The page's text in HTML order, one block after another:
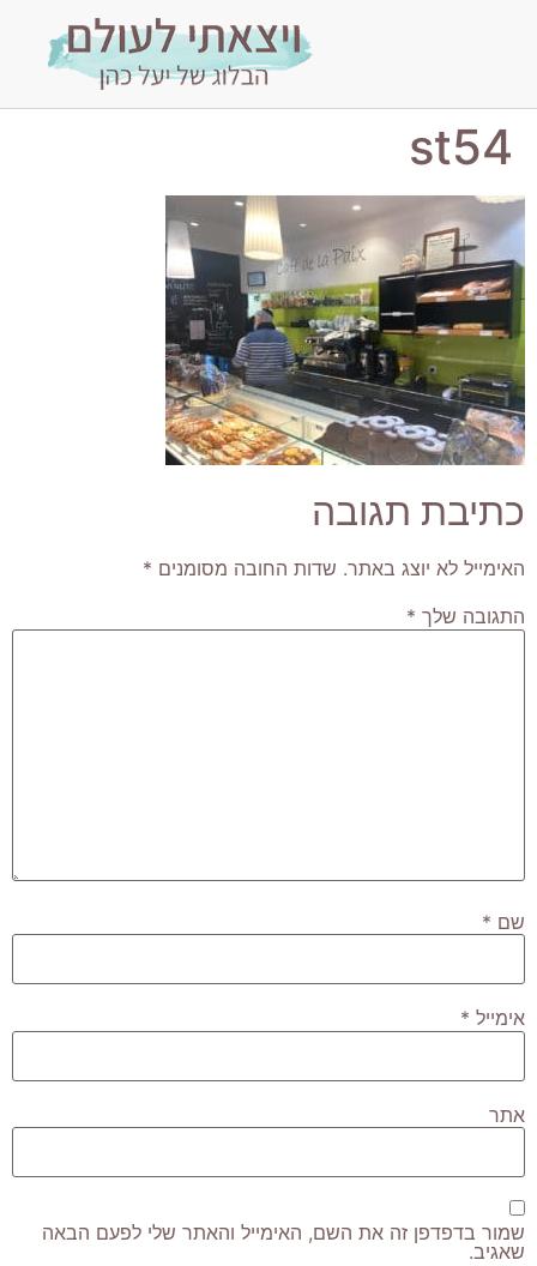
st54
כתיבת תגובה
האימייל לא יוצג באתר. שדות החובה מסומנים *
התגובה שלך *
שם *
אימייל *
אתר
שמור בדפדפן זה את השם, האימייל והאתר שלי לפעם הבאה
שאגיב.